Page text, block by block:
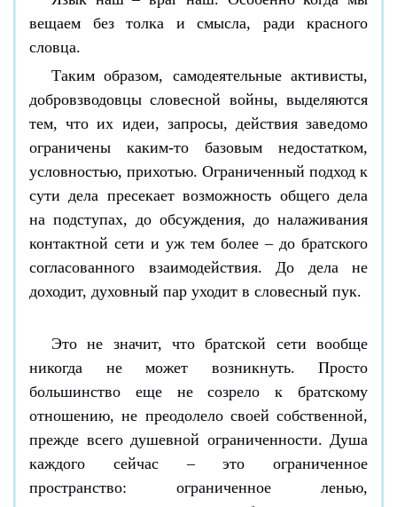
вещаем без толка и смысла, ради красного
словца.
Таким образом, самодеятельные активисты,
добровзводовцы словесной войны, выделяются
тем, что их идеи, запросы, действия заведомо
ограничены каким-то базовым недостатком,
условностью, прихотью. Ограниченный подход к
сути дела пресекает возможность общего дела
на подступах, до обсуждения, до налаживания
контактной сети и уж тем более – до братского
согласованного взаимодействия. До дела не
доходит, духовный пар уходит в словесный пук.
Это не значит, что братской сети вообще
никогда не может возникнуть. Просто
большинство еще не созрело к братскому
отношению, не преодолело своей собственной,
прежде всего душевной ограниченности. Душа
каждого сейчас – это ограниченное
пространство: ограниченное ленью,